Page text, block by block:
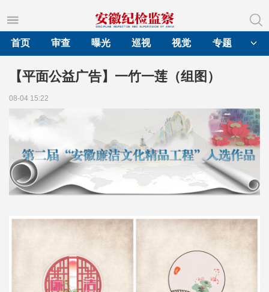
首页
审查 曝光 巡视 视觉 专题
【平面公益广告】一竹一莲（组图）
08-04 15:22